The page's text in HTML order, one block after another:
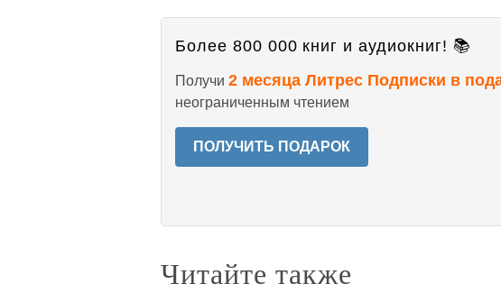
Более 800 000 книг и аудиокниг! 📚
Получи 2 месяца Литрес Подписки в
неограниченным чтением
ПОЛУЧИТЬ ПОДАРОК
Читайте также